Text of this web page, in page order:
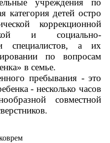
учреждения по
категория детей остро
коррекционной
и социально-
специалистов, а их
по вопросам
в семье.
пребывания - это
- несколько часов
совместной